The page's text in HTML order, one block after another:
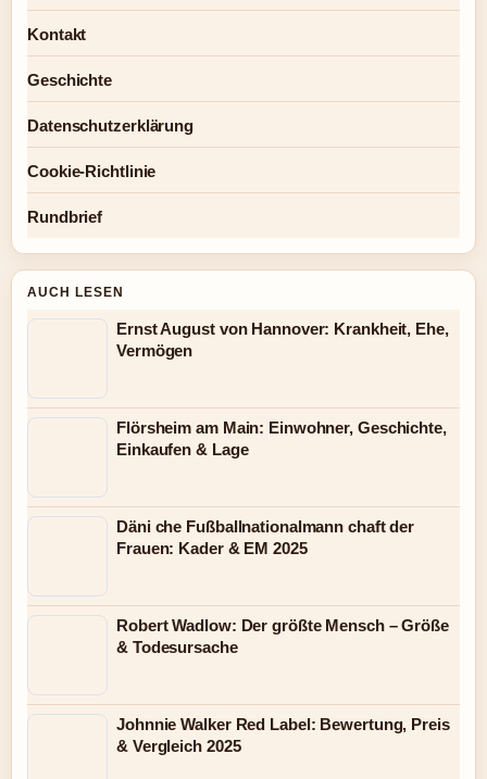
Kontakt
Geschichte
Datenschutzerklärung
Cookie-Richtlinie
Rundbrief
AUCH LESEN
Ernst August von Hannover: Krankheit, Ehe,
Vermögen
Flörsheim am Main: Einwohner, Geschichte,
Einkaufen & Lage
Däni che Fußballnationalmann chaft der
Frauen: Kader & EM 2025
Robert Wadlow: Der größte Mensch – Größe
& Todesursache
Johnnie Walker Red Label: Bewertung, Preis
& Vergleich 2025